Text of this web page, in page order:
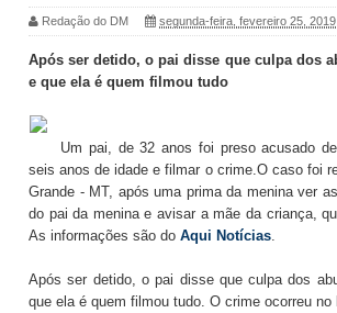
Redação do DM segunda-feira, fevereiro 25, 2019
Após ser detido, o pai disse que culpa dos
e que ela é quem filmou tudo
Um pai, de 32 anos foi preso acusado
seis anos de idade e filmar o crime.O caso foi
Grande - MT, após uma prima da menina ver
do pai da menina e avisar a mãe da criança,
As informações são do Aqui Notícias
Após ser detido, o pai disse que culpa dos
que ela é quem filmou tudo. O crime ocorreu no